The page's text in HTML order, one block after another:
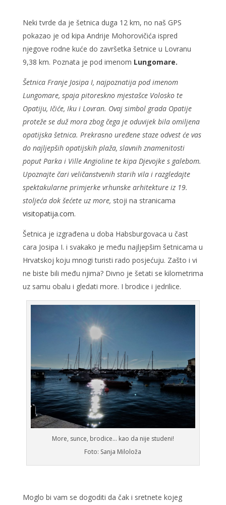
Neki tvrde da je šetnica duga 12 km, no naš GPS
pokazao je od kipa Andrije Mohorovičića ispred
njegove rodne kuće do završetka šetnice u Lovranu
9,38 km. Poznata je pod imenom Lungomare.
Šetnica Franje Josipa I, najpoznatija pod imenom
Lungomare, spaja pitoreskno mjestašce Volosko te
Opatiju, Ičiće, Iku i Lovran. Ovaj simbol grada Opatije
proteže se duž mora zbog čega je oduvijek bila omiljena
opatijska šetnica. Prekrasno uređene staze odvest će vas
do najljepših opatijskih plaža, slavnih znamenitosti
poput Parka i Ville Angioline te kipa Djevojke s galebom.
Upoznajte čari veličanstvenih starih vila i razgledajte
spektakularne primjerke vrhunske arhitekture iz 19.
stoljeća dok šećete uz more, stoji na stranicama
visitopatija.com.
Šetnica je izgrađena u doba Habsburgovaca u čast
cara Josipa I. i svakako je među najljepšim šetnicama u
Hrvatskoj koju mnogi turisti rado posjećuju. Zašto i vi
ne biste bili među njima? Divno je šetati se kilometrima
uz samu obalu i gledati more. I brodice i jedrilice.
More, sunce, brodice… kao da nije studeni!
Foto: Sanja Miloloža
Moglo bi vam se dogoditi da čak i sretnete kojeg